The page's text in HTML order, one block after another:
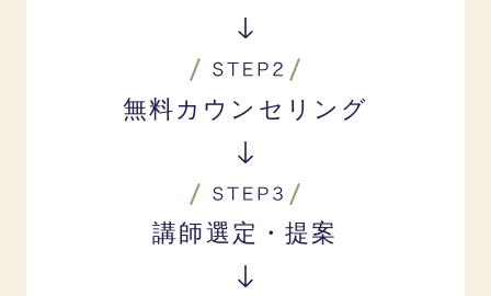
無料カウンセリング
講師選定・提案